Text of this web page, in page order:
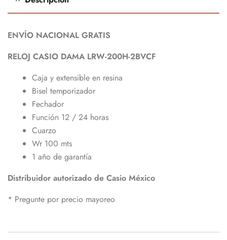
ENVÍO NACIONAL GRATIS
RELOJ CASIO DAMA LRW-200H-2BVCF
Caja y extensible en resina
Bisel temporizador
Fechador
Función 12 / 24 horas
Cuarzo
Wr 100 mts
1 año de garantía
Distribuidor autorizado de Casio México
* Pregunte por precio mayoreo